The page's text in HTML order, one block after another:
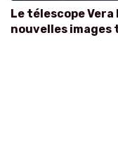
Le télescope
nouvelles